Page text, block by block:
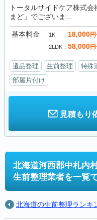
トータルサイドケア株式
まど」でございま...
基本料金 1K 18,000
2LDK 58,000
遺品整理 生前整理 特殊
部屋片付け
見積もり
北海道河西郡中札内
生前整理業者を一覧
北海道の生前整理ランキ